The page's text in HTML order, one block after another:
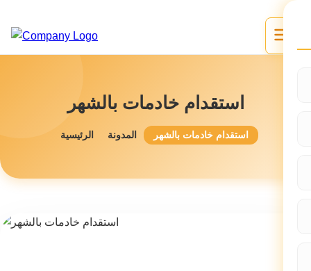
استقدام خادمات بالشهر
الرئيسية المدونة استقدام خادمات بالشهر